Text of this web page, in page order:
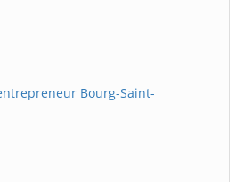
Bourg-Saint-